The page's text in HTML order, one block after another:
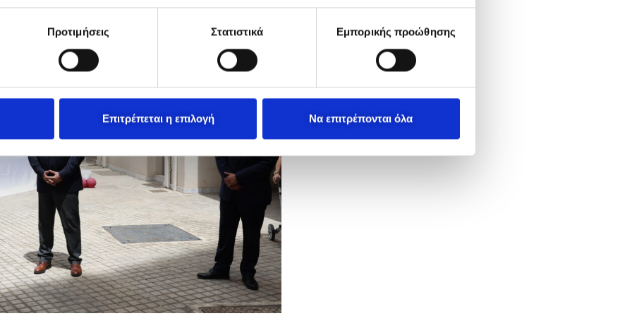
Προτιμήσεις Στατιστικά Εμπορικής προώθησης
Επιτρέπεται η επιλογή Να επιτρέπονται όλα